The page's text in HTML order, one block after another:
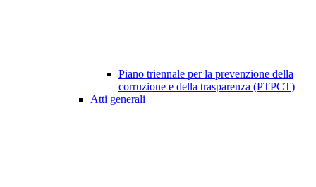
Piano triennale per la prevenzione della
corruzione e della trasparenza (PTPCT)
Atti generali